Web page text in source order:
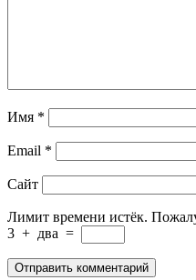
Имя *
Email *
Сайт
Лимит времени истёк.
3 + два =